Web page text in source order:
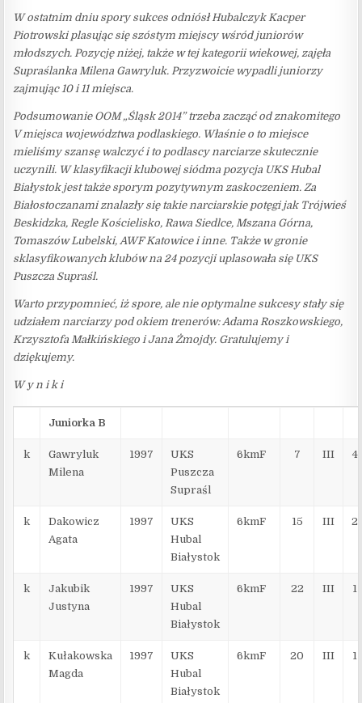
W ostatnim dniu spory sukces odniósł Hubalczyk Kacper
Piotrowski plasując się szóstym miejscy wśród juniorów
młodszych. Pozycję niżej, także w tej kategorii wiekowej, zajęła
Supraślanka Milena Gawryluk. Przyzwoicie wypadli juniorzy
zajmując 10 i 11 miejsca.
Podsumowanie OOM „Śląsk 2014” trzeba zacząć od znakomitego
V miejsca województwa podlaskiego. Właśnie o to miejsce
mieliśmy szansę walczyć i to podlascy narciarze skutecznie
uczynili. W klasyfikacji klubowej siódma pozycja UKS Hubal
Białystok jest także sporym pozytywnym zaskoczeniem. Za
Białostoczanami znalazły się takie narciarskie potęgi jak Trójwieś
Beskidzka, Regle Kościelisko, Rawa Siedlce, Mszana Górna,
Tomaszów Lubelski, AWF Katowice i inne. Także w gronie
sklasyfikowanych klubów na 24 pozycji uplasowała się UKS
Puszcza Supraśl.
Warto przypomnieć, iż spore, ale nie optymalne sukcesy stały się
udziałem narciarzy pod okiem trenerów: Adama Roszkowskiego,
Krzysztofa Małkińskiego i Jana Żmojdy. Gratulujemy i
dziękujemy.
W y n i k i
Juniorka B
k
Gawryluk
Milena
1997
UKS
Puszcza
Supraśl
6kmF 7 III 4
k
Dakowicz
Agata
1997
UKS
Hubal
Białystok
6kmF 15 III 2
k
Jakubik
Justyna
1997
UKS
Hubal
Białystok
6kmF 22 III 1
k
Kułakowska
Magda
1997
UKS
Hubal
Białystok
6kmF 20 III 1